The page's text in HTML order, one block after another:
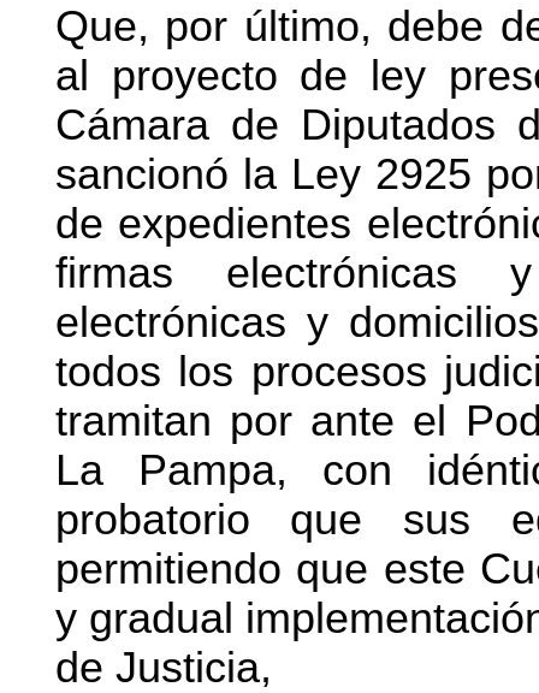
Que, por último, debe
al proyecto de ley
Cámara de Diputados
sancionó la Ley 2925
de expedientes
firmas electrónicas
electrónicas y
todos los procesos
tramitan por ante el
La Pampa, con
probatorio que sus
permitiendo que este
y gradual
de Justicia,